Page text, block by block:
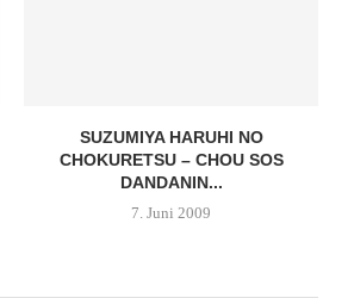
SUZUMIYA HARUHI NO
CHOKURETSU – CHOU SOS
DANDANIN...
7. Juni 2009